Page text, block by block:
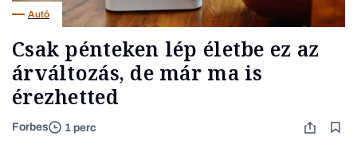
Autó
Csak pénteken lép életbe ez az
árváltozás, de már ma is
érezhetted
Forbes 1 perc